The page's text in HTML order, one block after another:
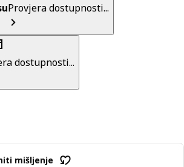
Provjera dostupnosti...
dostupnosti...
mišljenje